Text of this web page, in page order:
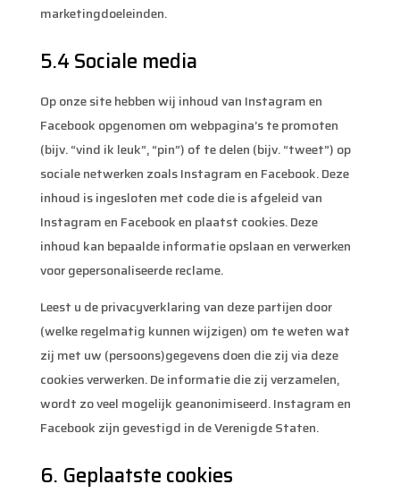
marketingdoeleinden.
5.4 Sociale media
Op onze site hebben wij inhoud van Instagram en
Facebook opgenomen om webpagina’s te promoten
(bijv. “vind ik leuk”, “pin”) of te delen (bijv. “tweet”) op
sociale netwerken zoals Instagram en Facebook. Deze
inhoud is ingesloten met code die is afgeleid van
Instagram en Facebook en plaatst cookies. Deze
inhoud kan bepaalde informatie opslaan en verwerken
voor gepersonaliseerde reclame.
Leest u de privacyverklaring van deze partijen door
(welke regelmatig kunnen wijzigen) om te weten wat
zij met uw (persoons)gegevens doen die zij via deze
cookies verwerken. De informatie die zij verzamelen,
wordt zo veel mogelijk geanonimiseerd. Instagram en
Facebook zijn gevestigd in de Verenigde Staten.
6. Geplaatste cookies